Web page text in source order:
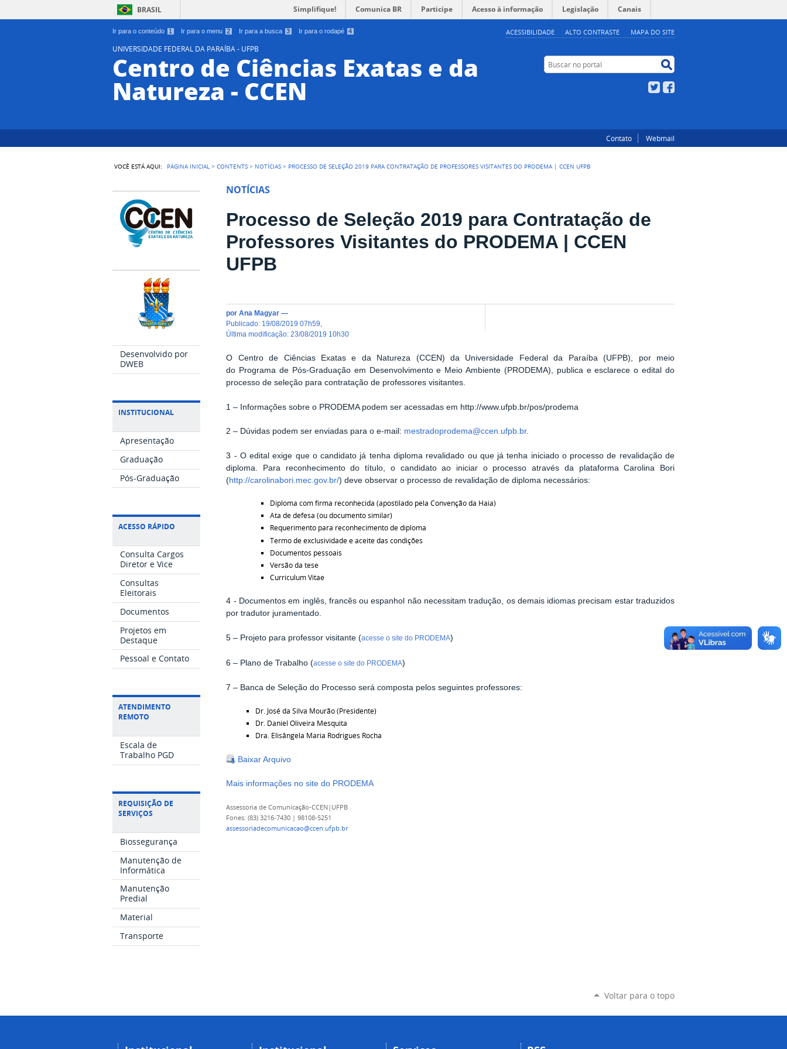
Ir para o conteúdo 1 Ir para o menu 2 Ir para a busca 3 Ir para o rodapé 4 ACESSIBILIDADE ALTO CONTRASTE MAPA DO SITE
BRASIL Simplifique! Comunica BR Participe Acesso à informação Legislação Canais
UNIVERSIDADE FEDERAL DA PARAÍBA - UFPB
Centro de Ciências Exatas e da
Natureza - CCEN
Buscar no portal
Twitter
Contato Webmail
VOCÊ ESTÁ AQUI: PÁGINA INICIAL >CONTENTS > NOTÍCIAS > PROCESSO DE SELEÇÃO 2019 PARA CONTRATAÇÃO DE PROFESSORES VISITANTES DO PRODEMA | CCEN UFPB
Desenvolvido por
DWEB
INSTITUCIONAL
Apresentação
Graduação
Pós-Graduação
ACESSO RÁPIDO
Consulta Cargos
Diretor e Vice
Consultas
Eleitorais
Documentos
Projetos em
Destaque
Pessoal e Contato
ATENDIMENTO
REMOTO
Escala de
Trabalho PGD
REQUISIÇÃO DE
SERVIÇOS
Biossegurança
Manutenção de
Informática
Manutenção
Predial
Material
Transporte
NOTÍCIAS
Processo de Seleção 2019 para Contratação de
Professores Visitantes do PRODEMA | CCEN
UFPB
porAna Magyar —
publicado: 19/08/2019 07h59
última modificação:23/08/2019 10h30
O Centro de Ciências Exatas e da Natureza (CCEN) da Universidade Federal da Paraíba (UFPB), por meio
do Programa de Pós-Graduação em Desenvolvimento e Meio Ambiente (PRODEMA), publica e esclarece o edital do
processo de seleção para contratação de professores visitantes.
1 – Informações sobre o PRODEMA podem ser acessadas em http://www.ufpb.br/pos/prodema
2 – Dúvidas podem ser enviadas para o e-mail: mestradoprodema@ccen.ufpb.br.
3 - O edital exige que o candidato já tenha diploma revalidado ou que já tenha iniciado o processo de revalidação de
diploma. Para reconhecimento do título, o candidato ao iniciar o processo através da plataforma Carolina Bori
(http://carolinabori.mec.gov.br/) deve observar o processo de revalidação de diploma necessários:
Diploma com firma reconhecida (apostilado pela Convenção da Haia)
Ata de defesa (ou documento similar)
Requerimento para reconhecimento de diploma
Termo de exclusividade e aceite das condições
Documentos pessoais
Versão da tese
Curriculum Vitae
4 - Documentos em inglês, francês ou espanhol não necessitam tradução, os demais idiomas precisam estar traduzidos
por tradutor juramentado.
5 – Projeto para professor visitante (acesse o site do PRODEMA)
6 – Plano de Trabalho (acesse o site do PRODEMA)
7 – Banca de Seleção do Processo será composta pelos seguintes professores:
Dr. José da Silva Mourão (Presidente)
Dr. Daniel Oliveira Mesquita
Dra. Elisângela Maria Rodrigues Rocha
Baixar Arquivo
Mais informações no site do PRODEMA
Assessoria de Comunicação-CCEN|UFPB
Fones: (83) 3216-7430 | 98108-5251
assessoriadecomunicacao@ccen.ufpb.br
Voltar para o topo